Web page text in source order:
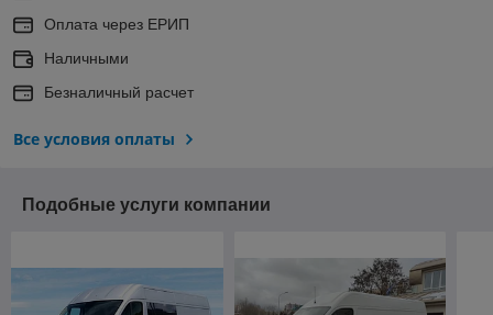
Оплата через ЕРИП
Наличными
Безналичный расчет
Все условия оплаты
Подобные услуги компании